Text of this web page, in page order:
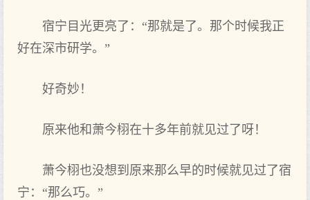
宿宁目光更亮了：“那就是了。那个时‌候我‌正
好在‌深市研学。”
好奇妙！
原来他和萧今栩在‌十多年前就见过了呀！
萧今栩也没想到原来那么早的时‌候就见过了宿
宁：“那么巧。”